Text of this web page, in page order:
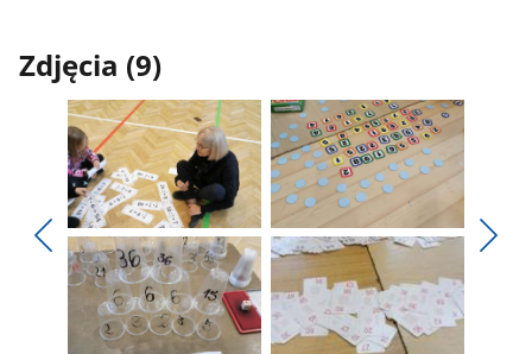
Zdjęcia (9)
Pokaż
poprzednie
zdjęcia
Pokaż
zdjęcie
1
galerii.
Pokaż
zdjęcie
2
z
galerii.